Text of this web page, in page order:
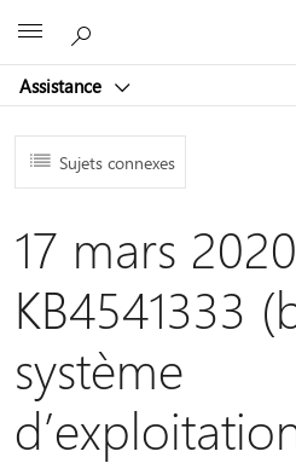
Assistance
Sujets connexes
17 mars
KB4541333
système